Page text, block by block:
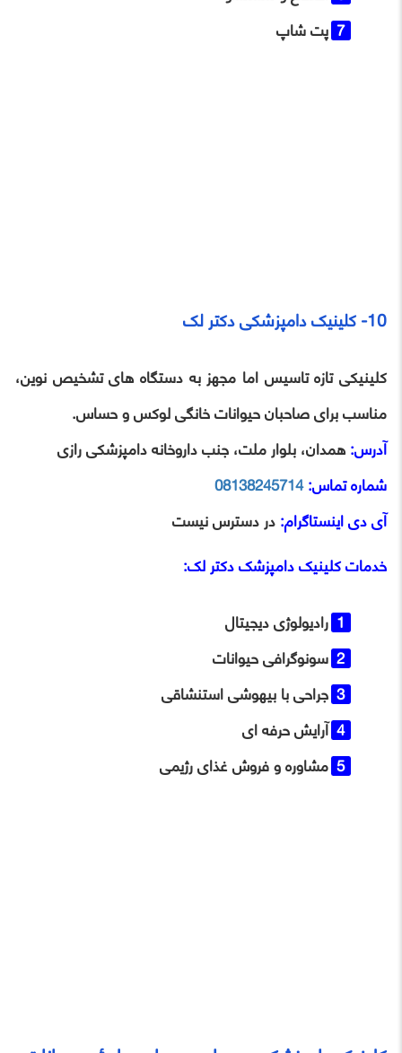
پت شاپ
10- کلینیک دامپزشکی دکتر لک
کلینیکی تازه‌ تاسیس اما مجهز به دستگاه ‌های تشخیص نوین،
مناسب برای صاحبان حیوانات خانگی لوکس و حساس.
آدرس:همدان، بلوار ملت، جنب داروخانه دامپزشکی رازی
شماره تماس:08138245714
آی ‌دی اینستاگرام:در دسترس نیست
خدماتکلینیک دامپزشک دکتر لک:
رادیولوژی دیجیتال
سونوگرافی حیوانات
جراحی با بیهوشی استنشاقی
آرایش حرفه ‌ای
مشاوره و فروش غذای رژیمی